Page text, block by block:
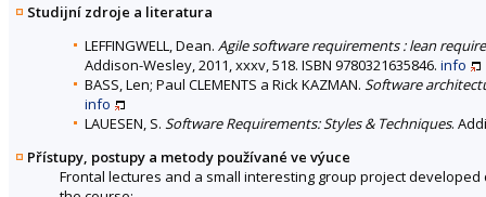
Studijní zdroje a literatura
LEFFINGWELL, Dean. Agile software requirements : lean
Addison-Wesley, 2011, xxxv, 518. ISBN 9780321635846. info
BASS, Len; Paul CLEMENTS a Rick KAZMAN. Software
info
LAUESEN, S. Software Requirements: Styles & Techniques.
Přístupy, postupy a metody používané ve výuce
Frontal lectures and a small interesting group project